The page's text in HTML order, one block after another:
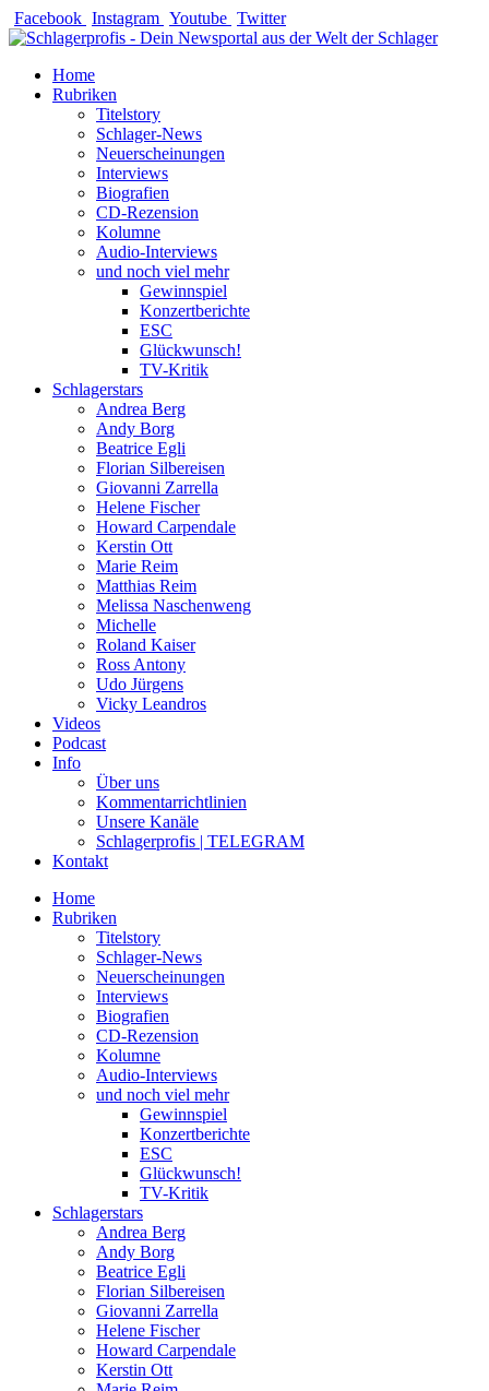
Zum
Inhalt
Facebook Instagram Youtube Twitter
Home
Rubriken
Titelstory
Schlager-News
Neuerscheinungen
Interviews
Biografien
CD-Rezension
Kolumne
Audio-Interviews
und noch viel mehr
Gewinnspiel
Konzertberichte
ESC
Glückwunsch!
TV-Kritik
Schlagerstars
Andrea Berg
Andy Borg
Beatrice Egli
Florian Silbereisen
Giovanni Zarrella
Helene Fischer
Howard Carpendale
Kerstin Ott
Marie Reim
Matthias Reim
Melissa Naschenweng
Michelle
Roland Kaiser
Ross Antony
Udo Jürgens
Vicky Leandros
Videos
Podcast
Info
Über uns
Kommentarrichtlinien
Unsere Kanäle
Schlagerprofis | TELEGRAM
Kontakt
Home
Rubriken
Titelstory
Schlager-News
Neuerscheinungen
Interviews
Biografien
CD-Rezension
Kolumne
Audio-Interviews
und noch viel mehr
Gewinnspiel
Konzertberichte
ESC
Glückwunsch!
TV-Kritik
Schlagerstars
Andrea Berg
Andy Borg
Beatrice Egli
Florian Silbereisen
Giovanni Zarrella
Helene Fischer
Howard Carpendale
Kerstin Ott